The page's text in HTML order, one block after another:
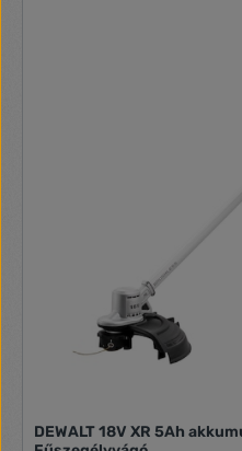
DEWALT 18V XR 5Ah akkumulátorral töltővel